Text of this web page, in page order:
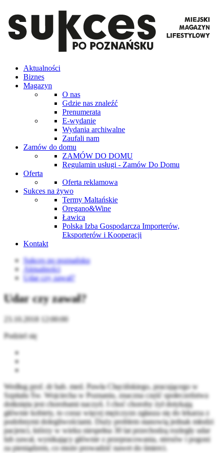
Aktualności
Biznes
Magazyn
O nas
Gdzie nas znaleźć
Prenumerata
E-wydanie
Wydania archiwalne
Zaufali nam
Zamów do domu
ZAMÓW DO DOMU
Regulamin usługi - Zamów Do Domu
Oferta
Oferta reklamowa
Sukces na żywo
Termy Maltańskie
Oregano&Wine
Ławica
Polska Izba Gospodarcza Importerów,
Eksporterów i Kooperacji
Kontakt
Sukces po poznańsku
Aktualności
Udar czy zawał?
Udar czy zawał?
23.10.2018 12:00:00
Podziel się
Według prof. dr hab. med. Pawła Chęcińskiego, pracującego w
Szpitalu Św. Wojciecha w Poznaniu, znaczna część społeczeństwa
dotknięta jest chorobami naczyń. I choć choroby żył dotykają
głównie kobiety, to coraz więcej mężczyzn zgłasza się do lekarza z
podobnymi dolegliwościami. Duży problem stanowią jednak młodzi
pacjenci, którzy w wieku niespełna 30 lat przechodzą rozległy udar
lub zawał, wynikający głównie z przepracowania, stresów i pogoni
za pieniądzem, co może prowadzić nawet do śmierci.